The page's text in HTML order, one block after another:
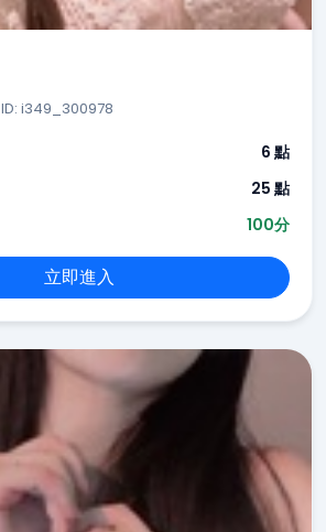
ID: i349_300978
6 點
25 點
100分
立即進入